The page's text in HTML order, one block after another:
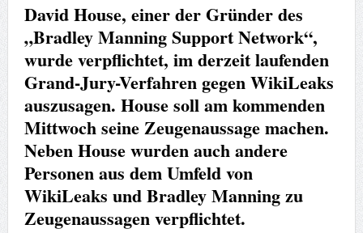
David House, einer der Gründer des
„Bradley Manning Support Network“,
wurde verpflichtet, im derzeit laufenden
Grand-Jury-Verfahren gegen WikiLeaks
auszusagen. House soll am kommenden
Mittwoch seine Zeugenaussage machen.
Neben House wurden auch andere
Personen aus dem Umfeld von
WikiLeaks und Bradley Manning zu
Zeugenaussagen verpflichtet.